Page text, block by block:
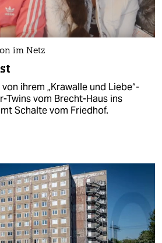
im Netz
ihrem „Krawalle und Liebe“-
Twins vom Brecht-Haus ins
Schalte vom Friedhof.